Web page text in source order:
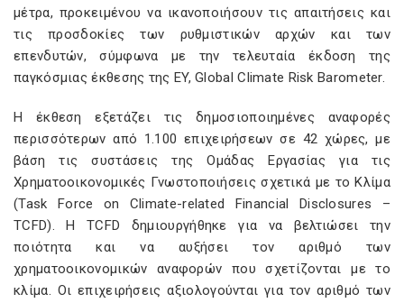
μέτρα, προκειμένου να ικανοποιήσουν τις απαιτήσεις και
τις προσδοκίες των ρυθμιστικών αρχών και των
επενδυτών, σύμφωνα με την τελευταία έκδοση της
παγκόσμιας έκθεσης της EY, Global Climate Risk Barometer.
Η έκθεση εξετάζει τις δημοσιοποιημένες αναφορές
περισσότερων από 1.100 επιχειρήσεων σε 42 χώρες, με
βάση τις συστάσεις της Ομάδας Εργασίας για τις
Χρηματοοικονομικές Γνωστοποιήσεις σχετικά με το Κλίμα
(Task Force on Climate-related Financial Disclosures –
TCFD). Η TCFD δημιουργήθηκε για να βελτιώσει την
ποιότητα και να αυξήσει τον αριθμό των
χρηματοοικονομικών αναφορών που σχετίζονται με το
κλίμα. Οι επιχειρήσεις αξιολογούνται για τον αριθμό των